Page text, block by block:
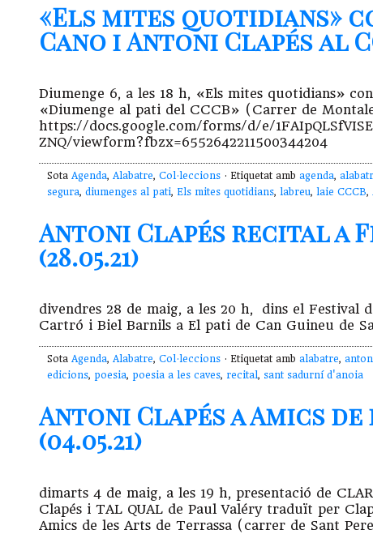
«Els mites quotidians»
Cano i Antoni Clapés al
Diumenge 6, a les 18 h, «Els mites quotidians»
«Diumenge al pati del CCCB» (Carrer de
https://docs.google.com/forms/d/e/
ZNQ/viewform?fbzx=6552642211500344204
Sota Agenda, Alabatre, Col·leccions · Etiquetat amb agenda,
segura, diumenges al pati, Els mites quotidians, labreu, laie CCCB,
Antoni Clapés recital a
(28.05.21)
divendres 28 de maig, a les 20 h, dins el Festival
Cartró i Biel Barnils a El pati de Can Guineu de
Sota Agenda, Alabatre, Col·leccions · Etiquetat amb alabatre,
edicions, poesia, poesia a les caves, recital, sant sadurní d'anoia
Antoni Clapés a Amics
(04.05.21)
dimarts 4 de maig, a les 19 h, presentació de
Clapés i TAL QUAL de Paul Valéry traduït per
Amics de les Arts de Terrassa (carrer de Sant